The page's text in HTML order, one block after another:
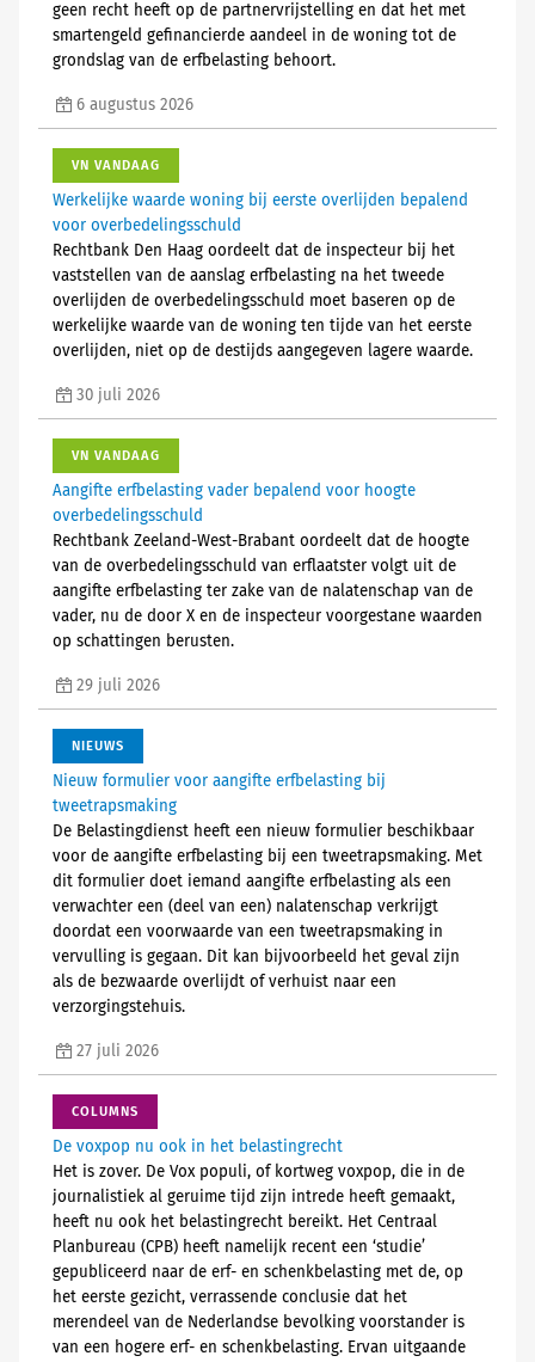
geen recht heeft op de partnervrijstelling en dat het met
smartengeld gefinancierde aandeel in de woning tot de
grondslag van de erfbelasting behoort.
6 augustus 2026
VN VANDAAG
Werkelijke waarde woning bij eerste overlijden bepalend
voor overbedelingsschuld
Rechtbank Den Haag oordeelt dat de inspecteur bij het
vaststellen van de aanslag erfbelasting na het tweede
overlijden de overbedelingsschuld moet baseren op de
werkelijke waarde van de woning ten tijde van het eerste
overlijden, niet op de destijds aangegeven lagere waarde.
30 juli 2026
VN VANDAAG
Aangifte erfbelasting vader bepalend voor hoogte
overbedelingsschuld
Rechtbank Zeeland-West-Brabant oordeelt dat de hoogte
van de overbedelingsschuld van erflaatster volgt uit de
aangifte erfbelasting ter zake van de nalatenschap van de
vader, nu de door X en de inspecteur voorgestane waarden
op schattingen berusten.
29 juli 2026
NIEUWS
Nieuw formulier voor aangifte erfbelasting bij
tweetrapsmaking
De Belastingdienst heeft een nieuw formulier beschikbaar
voor de aangifte erfbelasting bij een tweetrapsmaking. Met
dit formulier doet iemand aangifte erfbelasting als een
verwachter een (deel van een) nalatenschap verkrijgt
doordat een voorwaarde van een tweetrapsmaking in
vervulling is gegaan. Dit kan bijvoorbeeld het geval zijn
als de bezwaarde overlijdt of verhuist naar een
verzorgingstehuis.
27 juli 2026
COLUMNS
De voxpop nu ook in het belastingrecht
Het is zover. De Vox populi, of kortweg voxpop, die in de
journalistiek al geruime tijd zijn intrede heeft gemaakt,
heeft nu ook het belastingrecht bereikt. Het Centraal
Planbureau (CPB) heeft namelijk recent een ‘studie’
gepubliceerd naar de erf- en schenkbelasting met de, op
het eerste gezicht, verrassende conclusie dat het
merendeel van de Nederlandse bevolking voorstander is
van een hogere erf- en schenkbelasting. Ervan uitgaande